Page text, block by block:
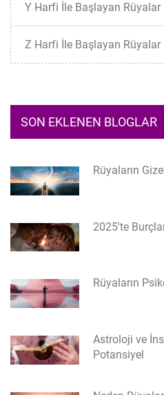
Y Harfi İle Başlayan Rüyalar
Z Harfi İle Başlayan Rüyalar
SON EKLENEN BLOGLAR
Rüyaların
2025'te
Rüyaların
Astroloji ve
Potansiyel